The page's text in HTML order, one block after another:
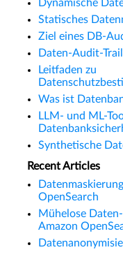
Dynamische
Statisches
Ziel eines DB-
Daten-Audit-
Leitfaden zu
Was ist
LLM- und ML-
Synthetische
Recent Articles
OpenSearch
Mühelose
Amazon